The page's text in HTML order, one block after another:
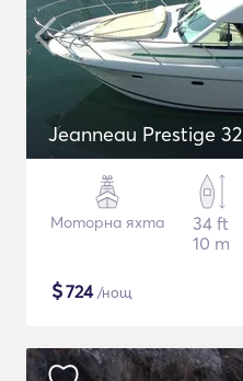
Jeanneau Prestige 32
Моторна яхта
34 ft
10 m
$724/нощ